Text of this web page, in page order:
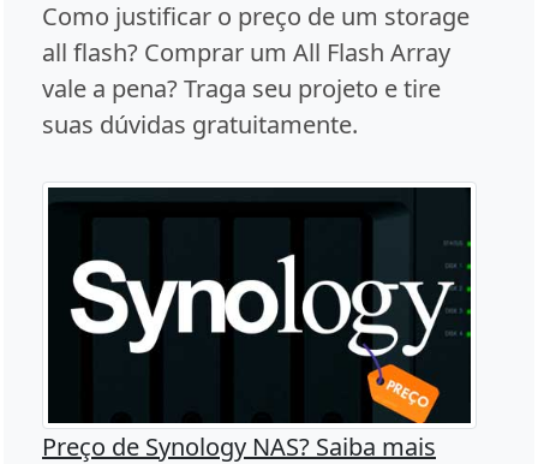
Como justificar o preço de um storage
all flash? Comprar um All Flash Array
vale a pena? Traga seu projeto e tire
suas dúvidas gratuitamente.
Preço de Synology NAS? Saiba mais